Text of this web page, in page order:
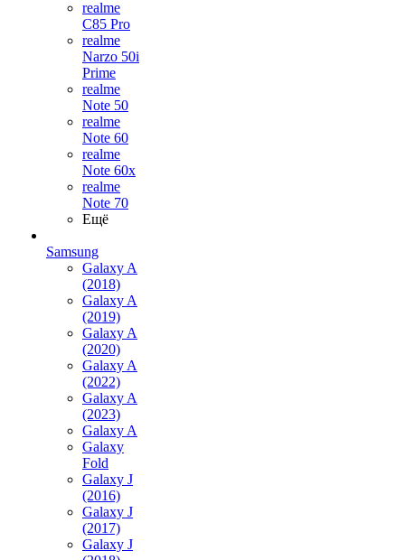
realme
C85 Pro
realme
Narzo 50i
Prime
realme
Note 50
realme
Note 60
realme
Note 60x
realme
Note 70
Ещё
Samsung
Galaxy A
(2018)
Galaxy A
(2019)
Galaxy A
(2020)
Galaxy A
(2022)
Galaxy A
(2023)
Galaxy A
Galaxy
Fold
Galaxy J
(2016)
Galaxy J
(2017)
Galaxy J